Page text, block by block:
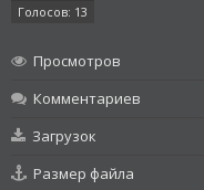
Голосов: 13
Просмотров
Комментариев
Загрузок
Размер файла